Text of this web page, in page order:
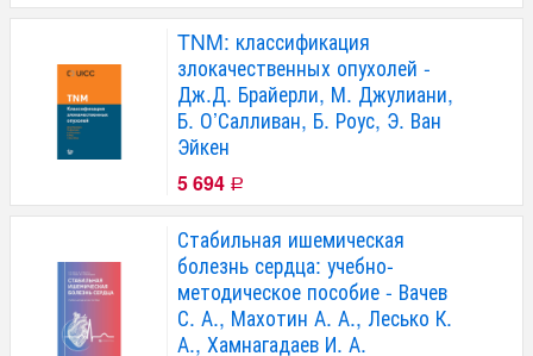
TNM: классификация
злокачественных опухолей -
Дж.Д. Брайерли, М. Джулиани,
Б. О’Салливан, Б. Роус, Э. Ван
Эйкен
5 694 Р
Стабильная ишемическая
болезнь сердца: учебно-
методическое пособие - Вачев
С. А., Махотин А. А., Лесько К.
А., Хамнагадаев И. А.